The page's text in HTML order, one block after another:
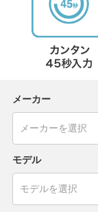
メーカー
モデル